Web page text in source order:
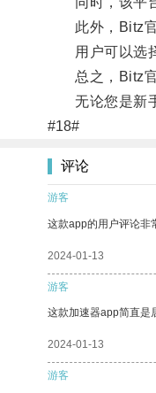
此外，Bitz官
用户可以选择
总之，Bitz官
无论您是新手
#18#
评论
游客
这款app的用户评论非
2024-01-13
游客
这款加速器app简直是
2024-01-13
游客